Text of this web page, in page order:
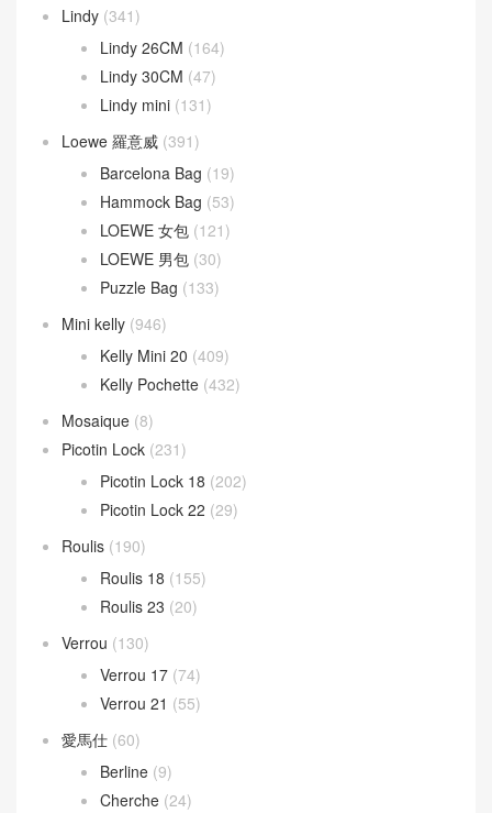
Lindy (341)
Lindy 26CM (164)
Lindy 30CM (47)
Lindy mini (131)
Loewe 羅意威 (391)
Barcelona Bag (19)
Hammock Bag (53)
LOEWE 女包 (121)
LOEWE 男包 (30)
Puzzle Bag (133)
Mini kelly (946)
Kelly Mini 20 (409)
Kelly Pochette (432)
Mosaique (8)
Picotin Lock (231)
Picotin Lock 18 (202)
Picotin Lock 22 (29)
Roulis (190)
Roulis 18 (155)
Roulis 23 (20)
Verrou (130)
Verrou 17 (74)
Verrou 21 (55)
愛馬仕 (60)
Berline (9)
Cherche (24)